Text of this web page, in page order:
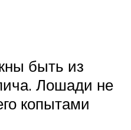
быть из
Лошади не
копытами